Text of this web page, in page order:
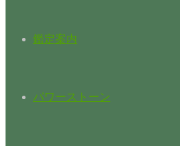
鑑定案内
パワーストーン